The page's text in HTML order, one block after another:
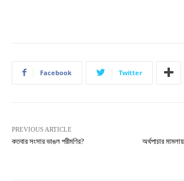
Facebook Twitter
PREVIOUS ARTICLE
কতবার সংসার ভাঙল পরীমণির?
অর্থপাচার